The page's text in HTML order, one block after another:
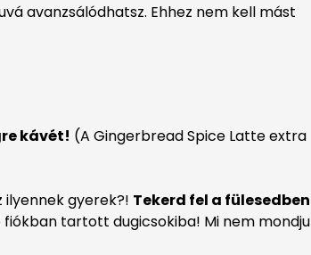
avanzsálódhatsz. Ehhez nem kell mást
kávét! (A Gingerbread Spice Latte extra
ilyennek gyerek?! Tekerd fel a
tartott dugicsokiba! Mi nem